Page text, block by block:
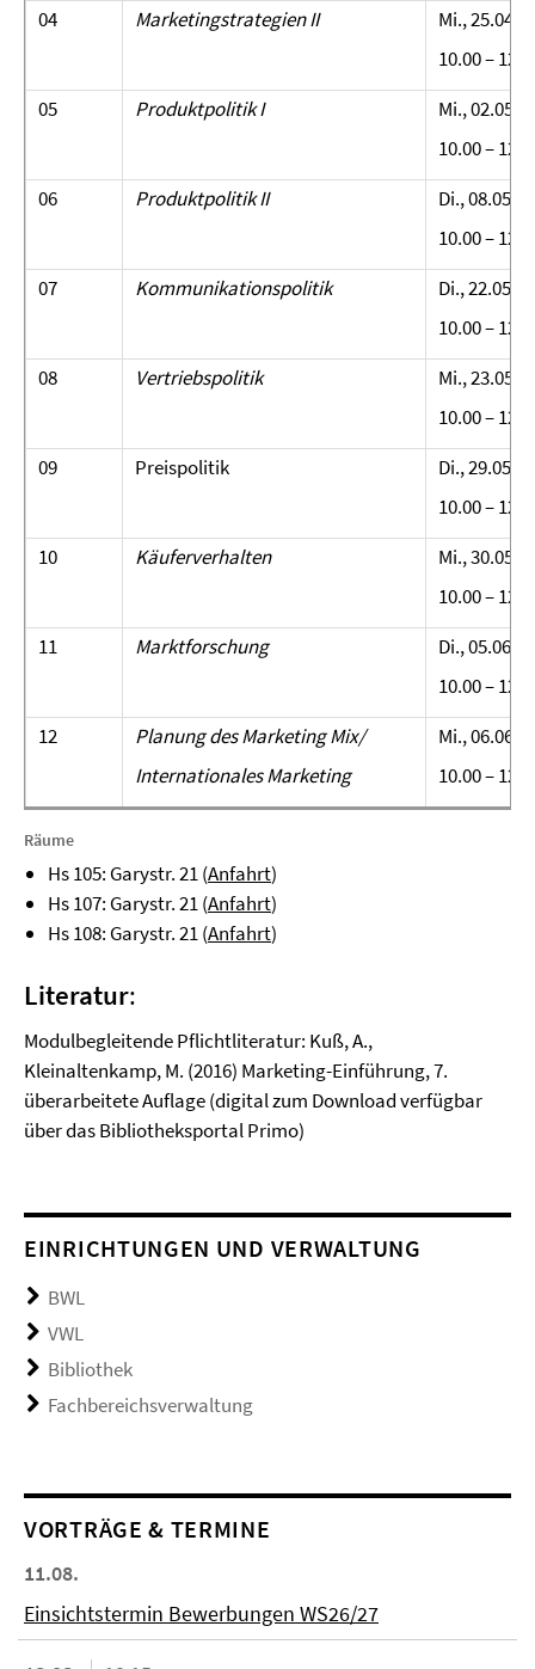
04 Marketingstrategien II
Mi.,
10.00 –
05
Produktpolitik I
Mi.,
10.00 –
06
Produktpolitik II
Di.,
10.00 –
07
Kommunikationspolitik
Di.,
10.00 –
08
Vertriebspolitik
Mi.,
10.00 –
09
Preispolitik
Di.,
10.00 –
10
Käuferverhalten
Mi.,
10.00 –
11
Marktforschung
Di.,
10.00 –
12
Planung des Marketing Mix/
Internationales Marketing
Mi.,
10.00 –
Räume
Hs 105: Garystr. 21 (Anfahrt)
Hs 107: Garystr. 21 (Anfahrt)
Hs 108: Garystr. 21 (Anfahrt)
Literatur:
Modulbegleitende Pflichtliteratur: Kuß, A.,
Kleinaltenkamp, M. (2016) Marketing-Einführung, 7.
überarbeitete Auflage (digital zum Download verfügbar
über das Bibliotheksportal Primo)
EINRICHTUNGEN UND VERWALTUNG
BWL
VWL
Bibliothek
Fachbereichsverwaltung
VORTRÄGE & TERMINE
11.08.
Einsichtstermin Bewerbungen WS26/27